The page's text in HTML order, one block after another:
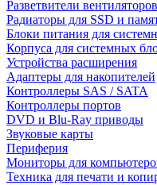
Разветвители
Радиаторы для SSD и
Блоки питания для
Корпуса для системных
Устройства расширения
Адаптеры для накопителей
Контроллеры SAS / SATA
Контроллеры портов
DVD и Blu-Ray приводы
Звуковые карты
Периферия
Мониторы для
Техника для печати и